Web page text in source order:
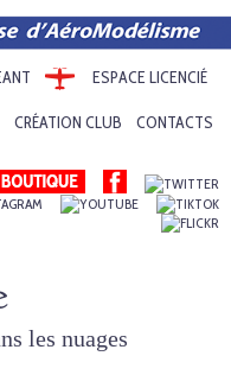
ESPACE LICENCIÉ
CRÉATION CLUB CONTACTS
les nuages